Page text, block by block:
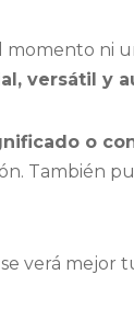
ni
versátil y
o
También
verá mejor